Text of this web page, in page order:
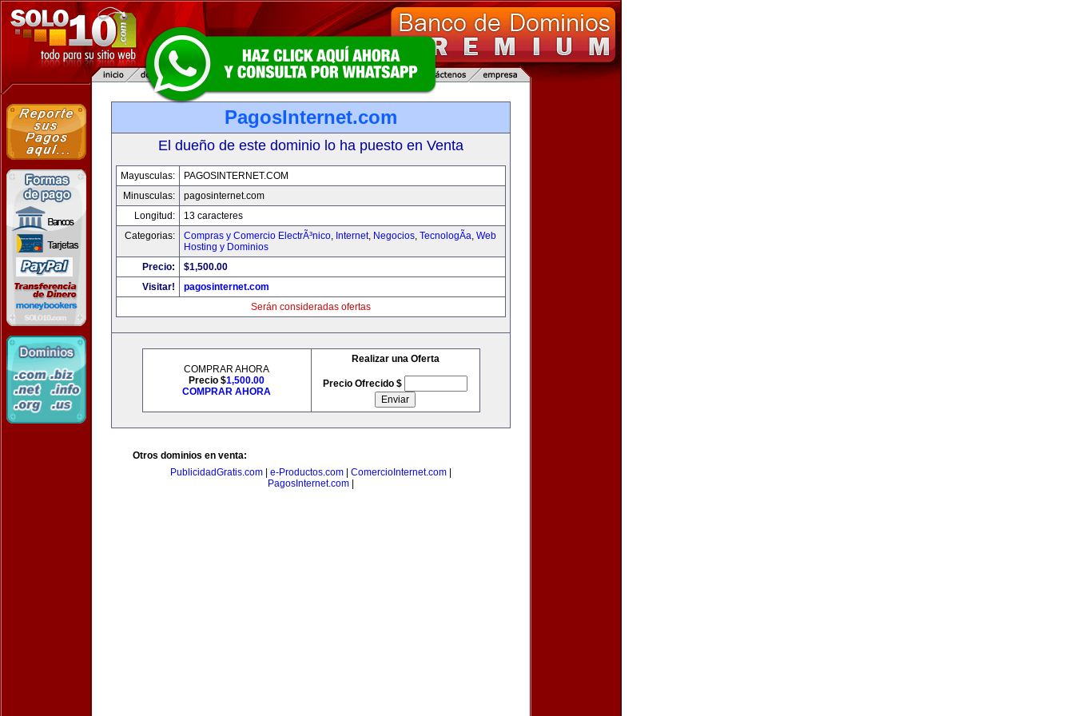
PagosInternet.com
El dueño de este dominio lo ha puesto en Venta
Mayusculas:
PAGOSINTERNET.COM
Minusculas:
pagosinternet.com
Longitud:
13 caracteres
Categorias:
Compras y Comercio ElectrÃ³nico, Internet, Negocios, TecnologÃ­a, Web
Hosting y Dominios
Precio:
$1,500.00
Visitar!
pagosinternet.com
Serán consideradas ofertas
COMPRAR AHORA
Precio $1,500.00
COMPRAR AHORA
Realizar una Oferta
Precio Ofrecido $
Otros dominios en venta:
PublicidadGratis.com
e-Productos.com ComercioInternet.com
PagosInternet.com